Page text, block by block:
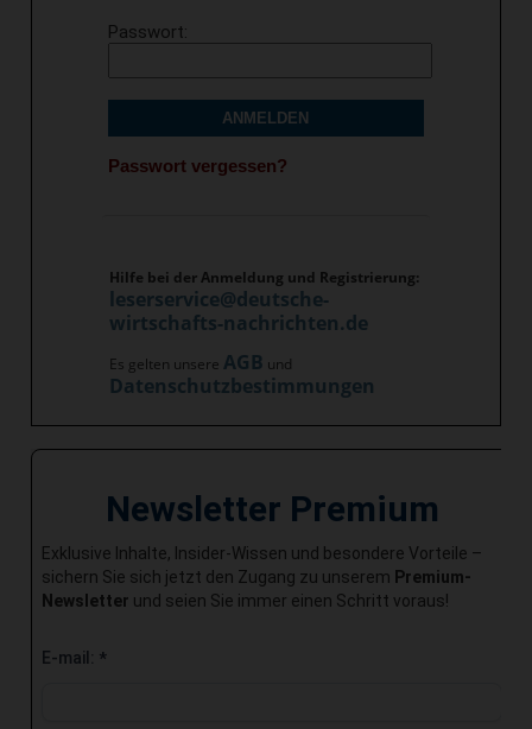
Passwort
ANMELDEN
Passwort vergessen?
Hilfe bei der Anmeldung und Registrierung:
leserservice@deutsche-
wirtschafts-nachrichten.de
Es gelten unsere AGB und
Datenschutzbestimmungen
Newsletter Premium
Exklusive Inhalte, Insider-Wissen und besondere Vorteile –
sichern Sie sich jetzt den Zugang zu unserem Premium-
Newsletter und seien Sie immer einen Schritt voraus!
E-mail: *